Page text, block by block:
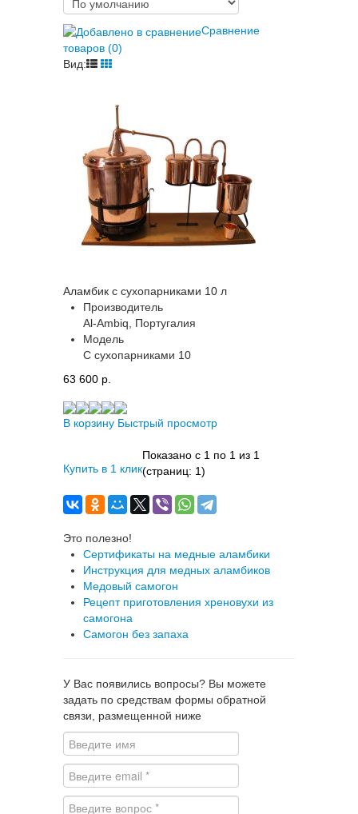
Сравнение
товаров (0)
Вид:
Аламбик с сухопарниками 10 л
Производитель
Al-Ambiq, Португалия
Модель
С сухопарниками 10
63 600 p.
В корзину Быстрый просмотр
Купить в 1 клик
Показано с 1 по 1 из 1
(страниц: 1)
Это полезно!
Сертификаты на медные аламбики
Инструкция для медных аламбиков
Медовый самогон
Рецепт приготовления хреновухи из
самогона
Самогон без запаха
У Вас появились вопросы? Вы можете
задать по средствам формы обратной
связи, размещенной ниже